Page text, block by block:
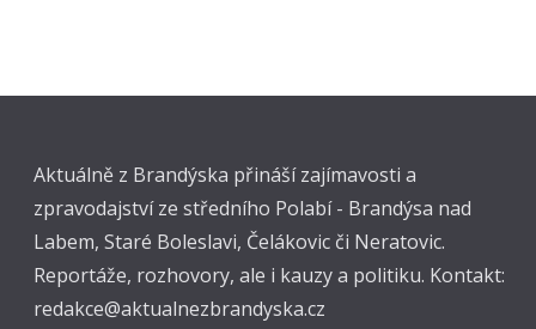
Aktuálně z Brandýska přináší zajímavosti a
zpravodajství ze středního Polabí - Brandýsa nad
Labem, Staré Boleslavi, Čelákovic či Neratovic.
Reportáže, rozhovory, ale i kauzy a politiku. Kontakt:
redakce@aktualnezbrandyska.cz